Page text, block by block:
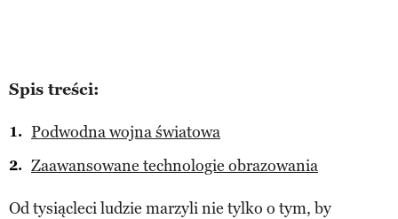
Spis treści:
Podwodna wojna światowa
Zaawansowane technologie obrazowania
Od tysiącleci ludzie marzyli nie tylko o tym, by